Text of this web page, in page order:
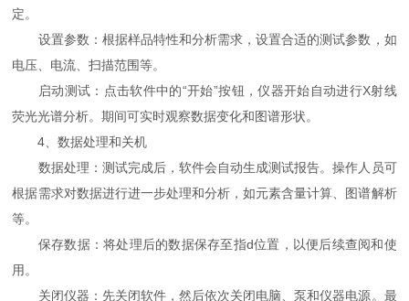
定。
设置参数：根据样品特性和分析需求，设置合适的测试参数，如
电压、电流、扫描范围等。
启动测试：点击软件中的“开始”按钮，仪器开始自动进行X射线
荧光光谱分析。期间可实时观察数据变化和图谱形状。
4、数据处理和关机
数据处理：测试完成后，软件会自动生成测试报告。操作人员可
根据需求对数据进行进一步处理和分析，如元素含量计算、图谱解析
等。
保存数据：将处理后的数据保存至指d位置，以便后续查阅和使
用。
关闭仪器：先关闭软件，然后依次关闭电脑、泵和仪器电源。最